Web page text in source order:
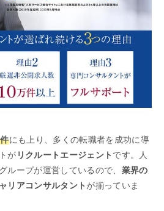
にも上り、多くの転職者を成功に導
が リクルートエージェント です。人
ループが運営しているので、 業界の
リアコンサルタント が揃っていま